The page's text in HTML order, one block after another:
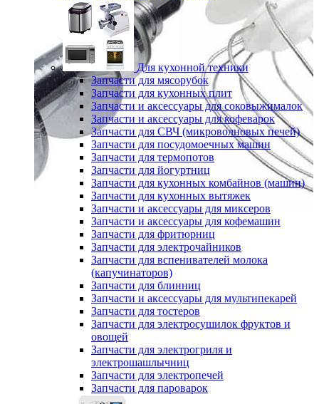
Для кухонной техники
Запчасти для мясорубок
Запчасти для кухонных плит
Запчасти и аксессуары для соковыжималок
Запчасти и аксессуары для кофеварок
Запчасти для СВЧ (микроволновых печей)
Запчасти для посудомоечных машин
Запчасти для термопотов
Запчасти для йогуртниц
Запчасти для кухонных комбайнов (машин)
Запчасти для кухонных вытяжек
Запчасти и аксессуары для миксеров
Запчасти и аксессуары для кофемашин
Запчасти для фритюрниц
Запчасти для электрочайников
Запчасти для вспенивателей молока
(капучинаторов)
Запчасти для блинниц
Запчасти и аксессуары для мультипекарей
Запчасти для тостеров
Запчасти для электросушилок фруктов и
овощей
Запчасти для электрогриля и
электрошашлычниц
Запчасти для электропечей
Запчасти для пароварок